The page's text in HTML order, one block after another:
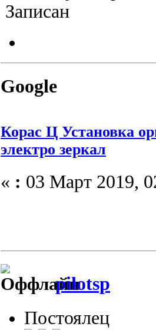
Записан
Google
Корас Ц Установка
электро зеркал
« : 03 Март 2019,
pilotsp
Постоялец